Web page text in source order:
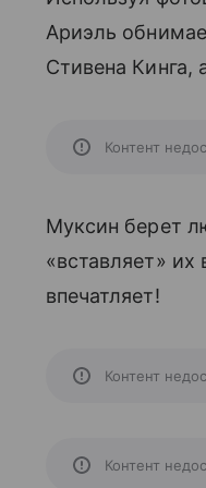
Ариэль
Стивена Кинга,
Контент
Муксин берет
«вставляет»
впечатляет!
Контент
Контент